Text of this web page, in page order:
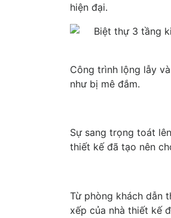
hiện đại.
Công trình lộng lẫy
như bị mê đắm.
Sự sang trọng toát
thiết kế đã tạo nên
Từ phòng khách dẫn
xếp của nhà thiết kế